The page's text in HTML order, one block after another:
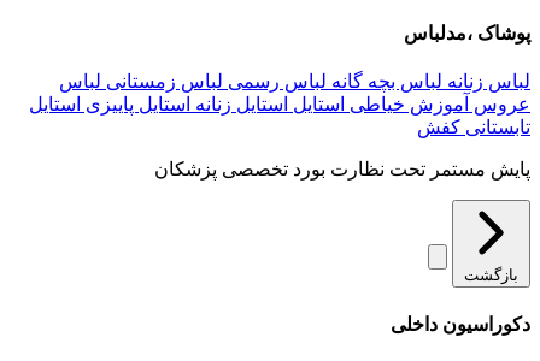
پوشاک ،مدلباس
لباس زنانه لباس بچه گانه لباس رسمی لباس زمستانی لباس
عروس آموزش خیاطی استایل استایل زنانه استایل پاییزی استایل
تابستانی کفش
پایش مستمر تحت نظارت بورد تخصصی پزشکان
بازگشت
دکوراسیون داخلی